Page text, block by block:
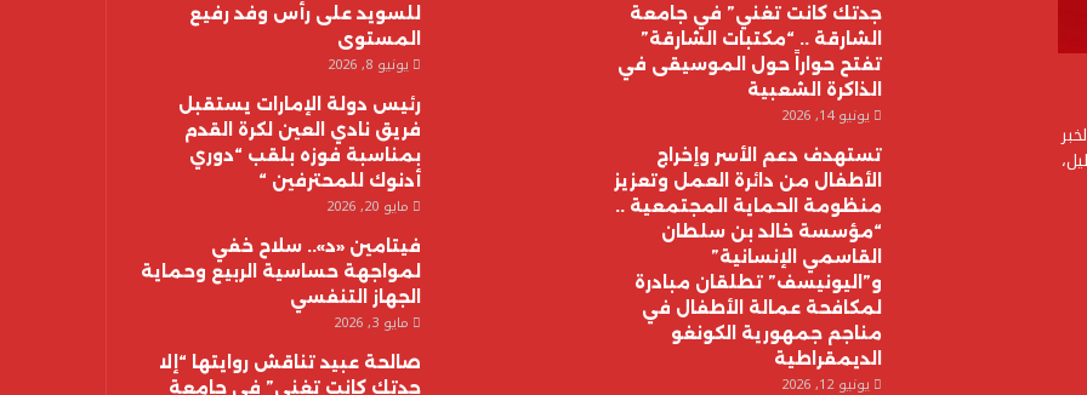
جدتك كانت تغني” في جامعة
الشارقة .. “مكتبات الشارقة”
تفتح حواراً حول الموسيقى في
الذاكرة الشعبية
يونيو 14, 2026
تستهدف دعم الأسر وإخراج
الأطفال من دائرة العمل وتعزيز
منظومة الحماية المجتمعية ..
“مؤسسة خالد بن سلطان
القاسمي الإنسانية”
و”اليونيسف” تطلقان مبادرة
لمكافحة عمالة الأطفال في
مناجم جمهورية الكونغو
الديمقراطية
يونيو 12, 2026
للسويد على رأس وفد رفيع
المستوى
يونيو 8, 2026
رئيس دولة الإمارات يستقبل
فريق نادي العين لكرة القدم
بمناسبة فوزه بلقب “دوري
أدنوك للمحترفين “
مايو 20, 2026
فيتامين «د».. سلاح خفي
لمواجهة حساسية الربيع وحماية
الجهاز التنفسي
مايو 3, 2026
صالحة عبيد تناقش روايتها “إلا
جدتك كانت تغني” في جامعة